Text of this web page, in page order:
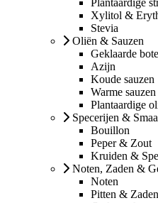
Xylitol &
Stevia
Oliën & Sauzen
Geklaarde
Azijn
Koude sauzen
Warme sauzen
Plantaardige
Specerijen &
Bouillon
Peper & Zout
Kruiden &
Noten, Zaden &
Noten
Pitten & Zaden